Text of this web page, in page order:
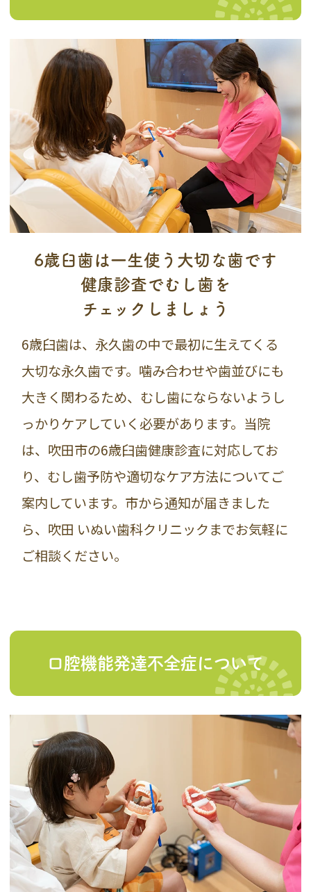
6歳臼歯は一生使う大切な歯です
健康診査でむし歯を
チェックしましょう
6歳臼歯は、永久歯の中で最初に生えてくる
大切な永久歯です。噛み合わせや歯並びにも
大きく関わるため、むし歯にならないようし
っかりケアしていく必要があります。当院
は、吹田市の6歳臼歯健康診査に対応してお
り、むし歯予防や適切なケア方法についてご
案内しています。市から通知が届きました
ら、吹田 いぬい歯科クリニックまでお気軽に
ご相談ください。
口腔機能発達不全症について